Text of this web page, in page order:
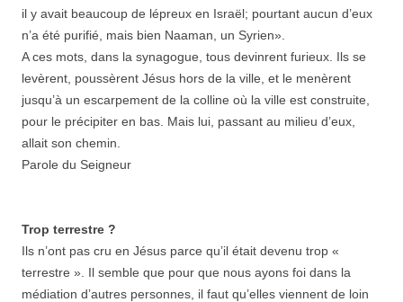
il y avait beaucoup de lépreux en Israël; pourtant aucun d’eux
n’a été purifié, mais bien Naaman, un Syrien».
A ces mots, dans la synagogue, tous devinrent furieux. Ils se
levèrent, poussèrent Jésus hors de la ville, et le menèrent
jusqu’à un escarpement de la colline où la ville est construite,
pour le précipiter en bas. Mais lui, passant au milieu d’eux,
allait son chemin.
Parole du Seigneur
Trop terrestre ?
Ils n’ont pas cru en Jésus parce qu’il était devenu trop «
terrestre ». Il semble que pour que nous ayons foi dans la
médiation d’autres personnes, il faut qu’elles viennent de loin